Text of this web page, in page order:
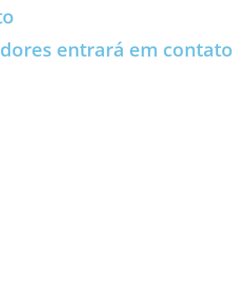
entrará em contato